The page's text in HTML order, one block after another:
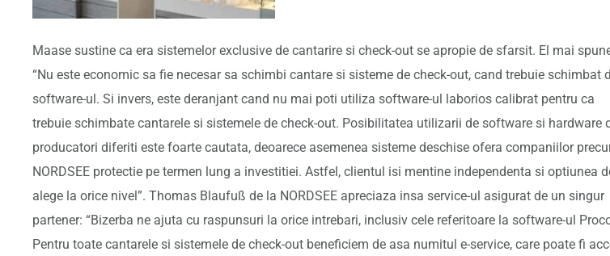
Maase sustine ca era sistemelor exclusive de cantarire si check-out se apropie de sfarsit. El mai
“Nu este economic sa fie necesar sa schimbi cantare si sisteme de check-out, cand trebuie schimbat
software-ul. Si invers, este deranjant cand nu mai poti utiliza software-ul laborios calibrat pentru ca
trebuie schimbate cantarele si sistemele de check-out. Posibilitatea utilizarii de software si hardware
producatori diferiti este foarte cautata, deoarece asemenea sisteme deschise ofera companiilor
NORDSEE protectie pe termen lung a investitiei. Astfel, clientul isi mentine independenta si optiunea
alege la orice nivel”. Thomas Blaufuß de la NORDSEE apreciaza insa service-ul asigurat de un singur
partener: “Bizerba ne ajuta cu raspunsuri la orice intrebari, inclusiv cele referitoare la software-ul
Pentru toate cantarele si sistemele de check-out beneficiem de asa numitul e-service, care poate fi